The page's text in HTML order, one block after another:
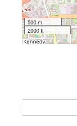
500 m
2000 ft